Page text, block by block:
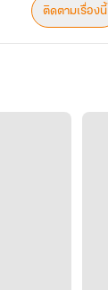
สถิตในพสุธา
นนี้อีก"
ติดตามเรื่องนี้